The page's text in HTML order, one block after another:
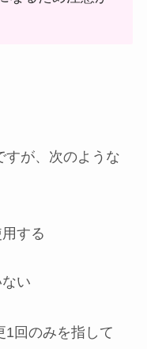
すが、次のような
する
い
1回のみを指して